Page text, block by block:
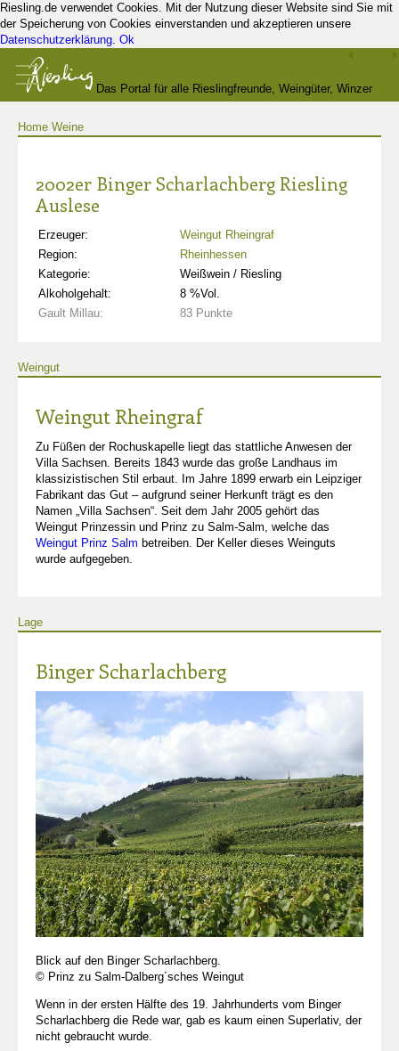
Riesling.de verwendet Cookies. Mit der Nutzung dieser Website sind Sie mit
der Speicherung von Cookies einverstanden und akzeptieren unsere
Datenschutzerklärung. Ok
Das Portal für alle Rieslingfreunde, Weingüter, Winzer
Home Weine
2002er Binger Scharlachberg Riesling
Auslese
Erzeuger:
Weingut Rheingraf
Region:
Rheinhessen
Kategorie:
Weißwein / Riesling
Alkoholgehalt:
8 %Vol.
Gault Millau:
83 Punkte
Weingut
Weingut Rheingraf
Zu Füßen der Rochuskapelle liegt das stattliche Anwesen der
Villa Sachsen. Bereits 1843 wurde das große Landhaus im
klassizistischen Stil erbaut. Im Jahre 1899 erwarb ein Leipziger
Fabrikant das Gut – aufgrund seiner Herkunft trägt es den
Namen „Villa Sachsen“. Seit dem Jahr 2005 gehört das
Weingut Prinzessin und Prinz zu Salm-Salm, welche das
Weingut Prinz Salm betreiben. Der Keller dieses Weinguts
wurde aufgegeben.
Lage
Binger Scharlachberg
Blick auf den Binger Scharlachberg.
© Prinz zu Salm-Dalberg´sches Weingut
Wenn in der ersten Hälfte des 19. Jahrhunderts vom Binger
Scharlachberg die Rede war, gab es kaum einen Superlativ, der
nicht gebraucht wurde.